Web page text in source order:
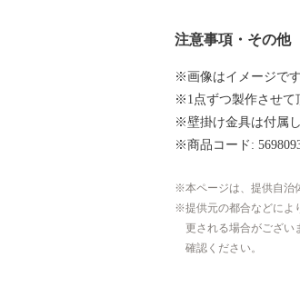
注意事項・その他
※画像はイメージです
※1点ずつ製作させて
※壁掛け金具は付属
※商品コード:
本ページは、提供自治
提供元の都合などによ
更される場合がござい
確認ください。